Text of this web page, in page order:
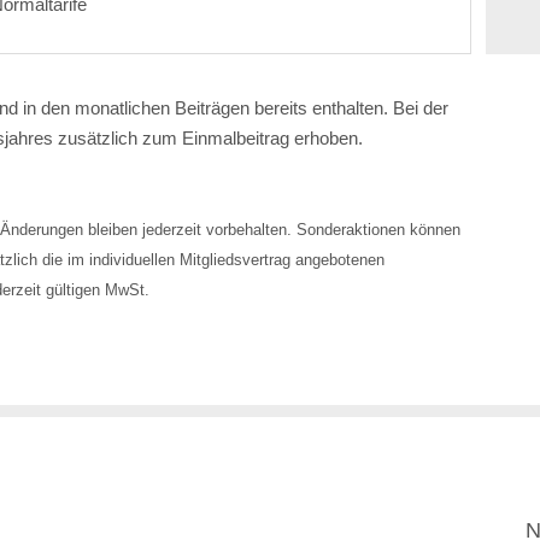
in den monatlichen Beiträgen bereits enthalten. Bei der
zusätzlich zum Einmalbeitrag erhoben.
bleiben jederzeit vorbehalten. Sonderaktionen können
die im individuellen Mitgliedsvertrag angebotenen
gültigen MwSt.